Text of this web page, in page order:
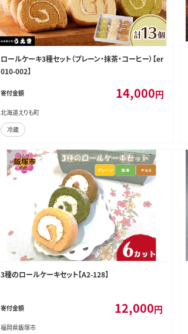
ロールケーキ3種セット（プレーン・抹茶・コーヒー）【er
010-002】
寄付金額 14,000円
北海道えりも町
冷蔵
3種のロールケーキセット【A2-128】
寄付金額 12,000円
福岡県飯塚市